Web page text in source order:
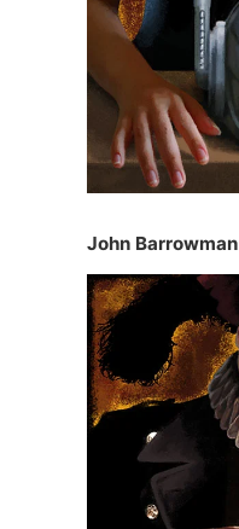
John Barrowman